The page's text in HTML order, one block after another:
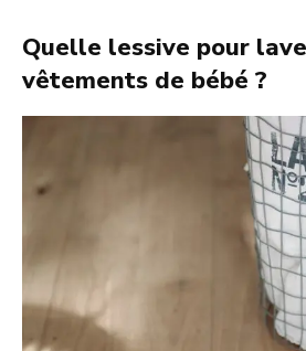
Quelle lessive pour
vêtements de bébé ?